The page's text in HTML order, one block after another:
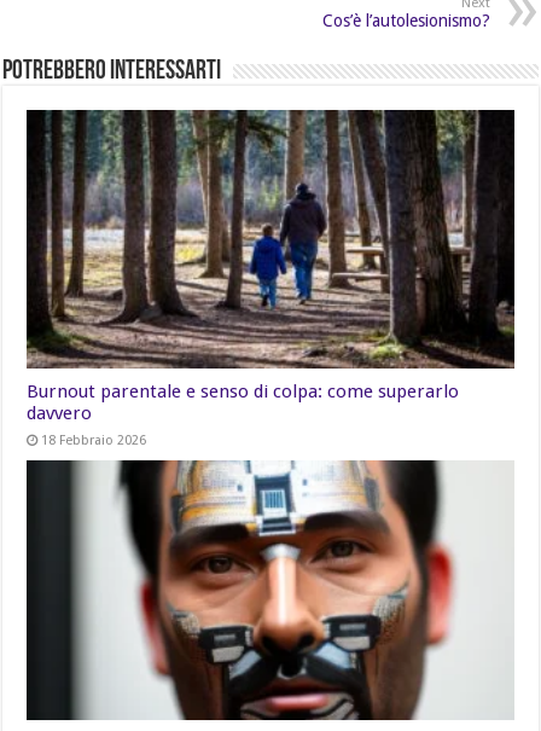
Cos’è l’autolesionismo?
Potrebbero Interessarti
Burnout parentale e senso di colpa: come superarlo
davvero
18 Febbraio 2026